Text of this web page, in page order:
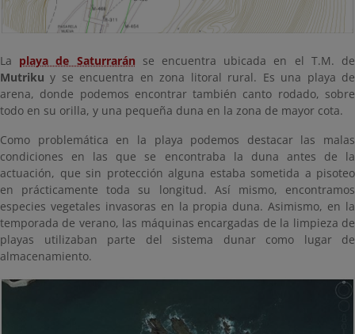
La playa de Saturrarán se encuentra ubicada en el T.M. de
Mutriku y se encuentra en zona litoral rural. Es una playa de
arena, donde podemos encontrar también canto rodado, sobre
todo en su orilla, y una pequeña duna en la zona de mayor cota.
Como problemática en la playa podemos destacar las malas
condiciones en las que se encontraba la duna antes de la
actuación, que sin protección alguna estaba sometida a pisoteo
en prácticamente toda su longitud. Así mismo, encontramos
especies vegetales invasoras en la propia duna. Asimismo, en la
temporada de verano, las máquinas encargadas de la limpieza de
playas utilizaban parte del sistema dunar como lugar de
almacenamiento.